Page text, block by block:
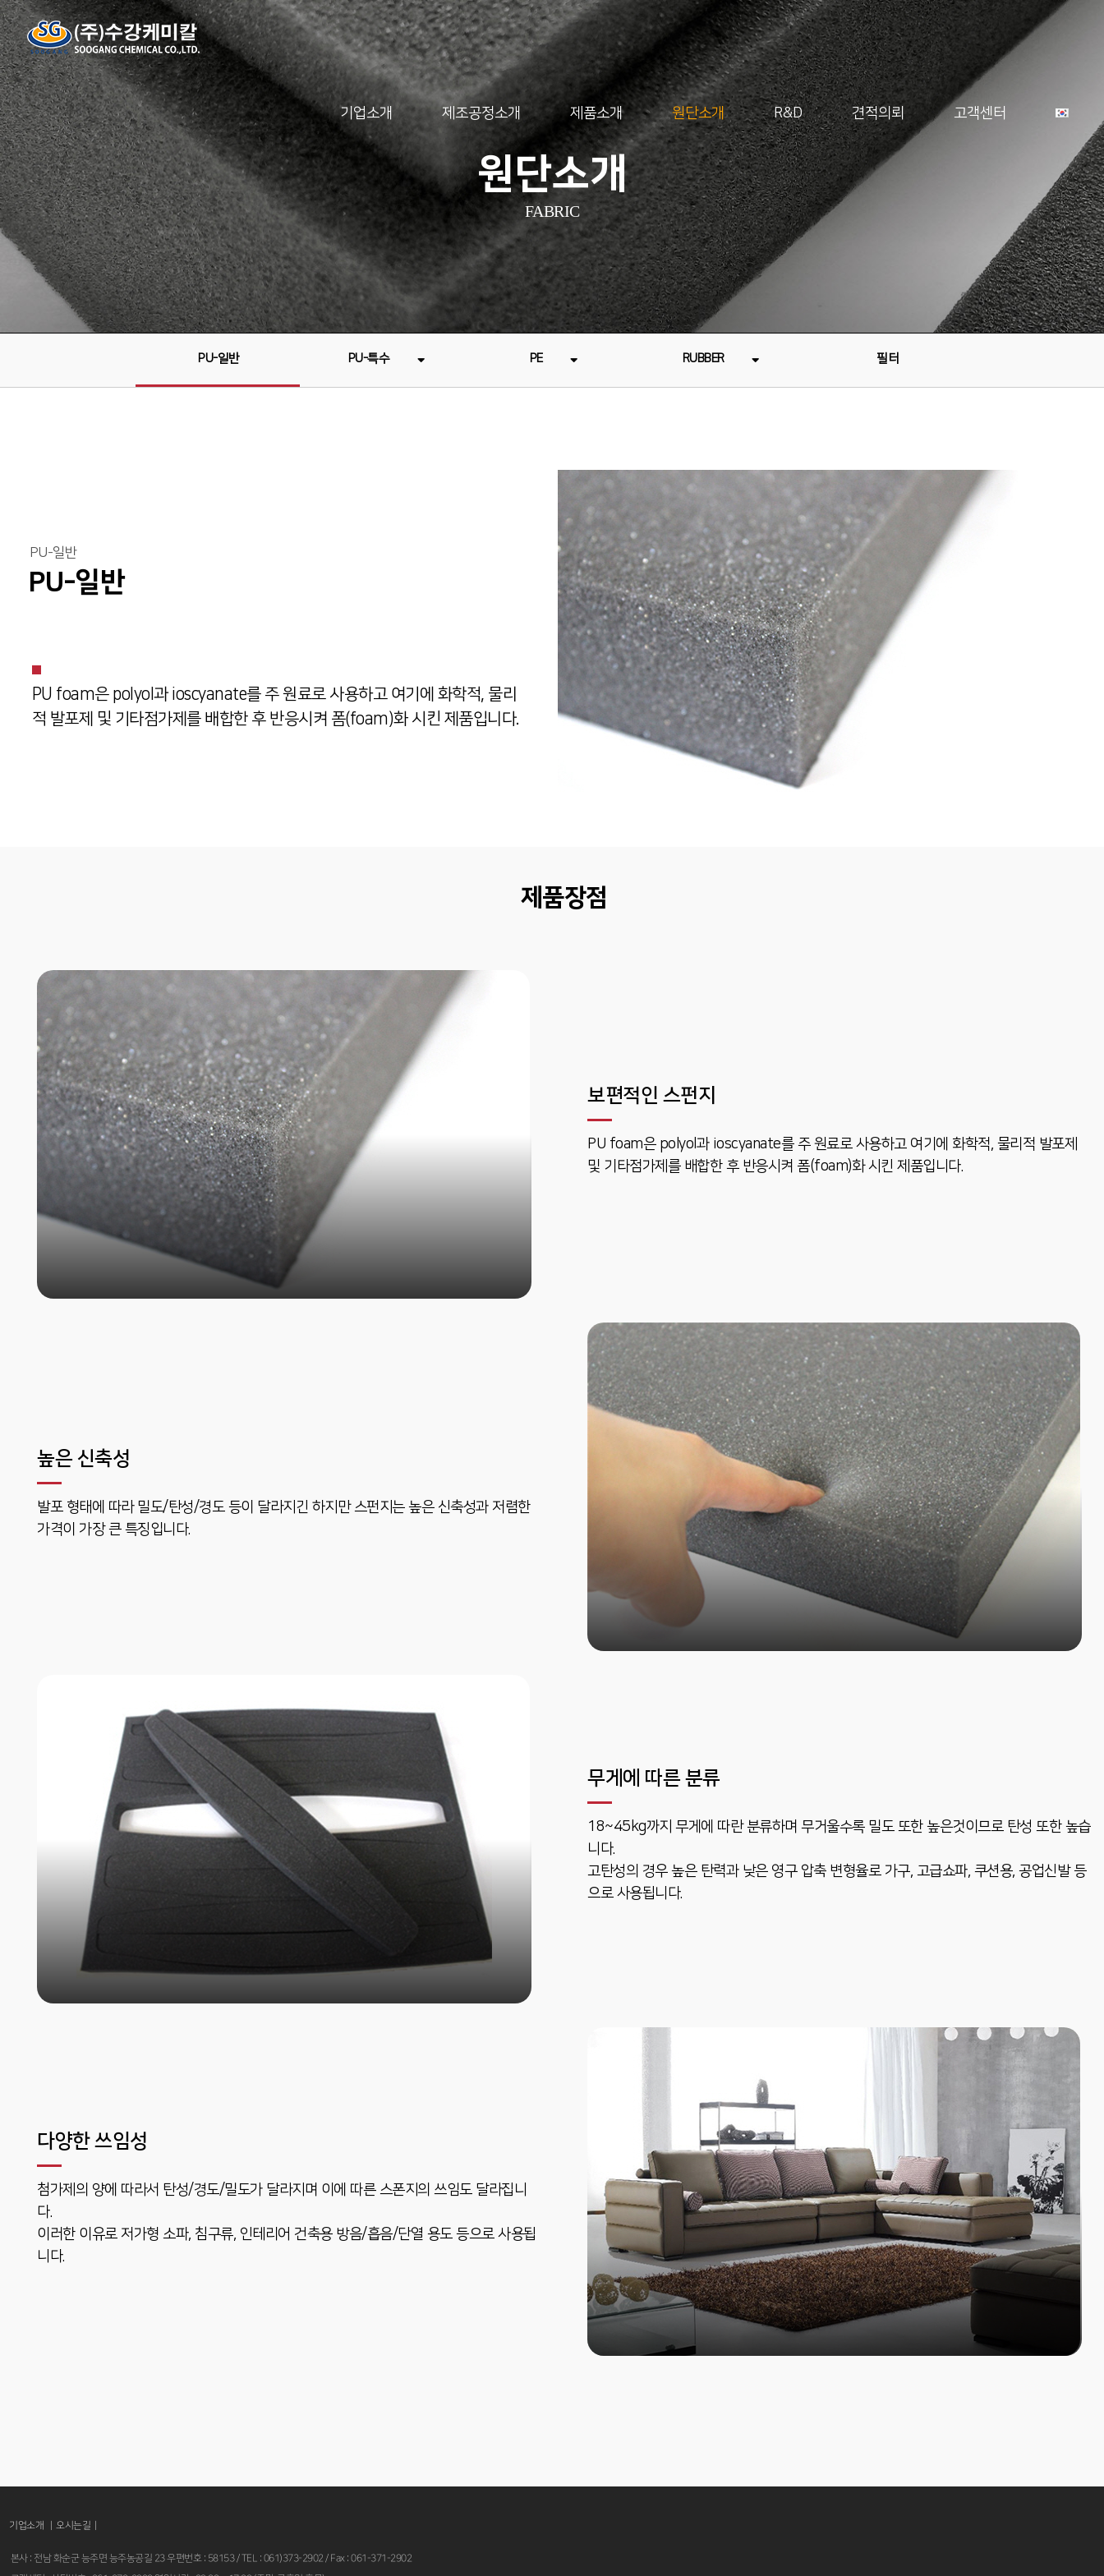
기업소개 제조공정소개 제품소개 원단소개 R&D 견적의뢰 고객센터
원단소개
FABRIC
PU-일반 PU-특수 PE RUBBER 필터
PU-일반
PU-일반
PU foam은 polyol과 ioscyanate를 주 원료로 사용하고 여기에 화학적, 물리
적 발포제 및 기타점가제를 배합한 후 반응시켜 폼(foam)화 시킨 제품입니다.
제품장점
보편적인 스펀지
PU foam은 polyol과 ioscyanate를 주 원료로 사용하고 여기에 화학적, 물리적 발포제
및 기타점가제를 배합한 후 반응시켜 폼(foam)화 시킨 제품입니다.
높은 신축성
발포 형태에 따라 밀도/탄성/경도 등이 달라지긴 하지만 스펀지는 높은 신축성과 저렴한
가격이 가장 큰 특징입니다.
무게에 따른 분류
18~45kg까지 무게에 따란 분류하며 무거울수록 밀도 또한 높은것이므로 탄성 또한 높습
니다.
고탄성의 경우 높은 탄력과 낮은 영구 압축 변형율로 가구, 고급쇼파, 쿠션용, 공업신발 등
으로 사용됩니다.
다양한 쓰임성
첨가제의 양에 따라서 탄성/경도/밀도가 달라지며 이에 따른 스폰지의 쓰임도 달라집니
다.
이러한 이유로 저가형 소파, 침구류, 인테리어 건축용 방음/흡음/단열 용도 등으로 사용됩
니다.
기업소개 | 오시는길
본사 : 전남 화순군 능주면 능주농공길 23 우편번호 : 58153 / TEL : 061)373-2902 / Fax : 061-371-2902